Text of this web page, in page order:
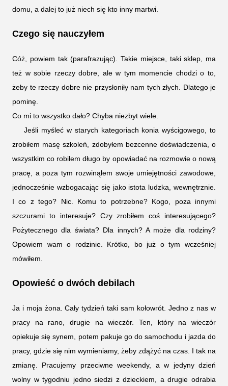
domu, a dalej to już niech się kto inny martwi.
Czego się nauczyłem
Cóż, powiem tak (parafrazując). Takie miejsce, taki sklep, ma
też w sobie rzeczy dobre, ale w tym momencie chodzi o to,
żeby te rzeczy dobre nie przysłoniły nam tych złych. Dlatego je
pominę.
Co mi to wszystko dało? Chyba niezbyt wiele.
Jeśli myśleć w starych kategoriach konia wyścigowego, to
zrobiłem masę szkoleń, zdobyłem bezcenne doświadczenia, o
wszystkim co robiłem długo by opowiadać na rozmowie o nową
pracę, a poza tym rozwinąłem swoje umiejętności zawodowe,
jednocześnie wzbogacając się jako istota ludzka, wewnętrznie.
I co z tego? Nic. Komu to potrzebne? Kogo, poza innymi
szczurami to interesuje? Czy zrobiłem coś interesującego?
Pożytecznego dla świata? Dla innych? A może dla rodziny?
Opowiem wam o rodzinie. Krótko, bo już o tym wcześniej
mówiłem.
Opowieść o dwóch debilach
Ja i moja żona. Cały tydzień taki sam kołowrót. Jedno z nas w
pracy na rano, drugie na wieczór. Ten, który na wieczór
opiekuje się synem, potem pakuje go do samochodu i jazda do
pracy, gdzie się nim wymieniamy, żeby zdążyć na czas. I tak na
zmianę. Pracujemy przeciwne weekendy, a w jedyny dzień
wolny w tygodniu jedno siedzi z dzieckiem, a drugie odrabia